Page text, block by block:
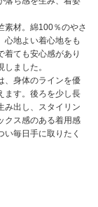
素材。綿100％のやさ
心地よい着心地をも
着ても安心感があり
ました。
、身体のラインを優
ます。後ろを少し長
み出し、スタイリン
クス感のある着用感
毎日手に取りたく